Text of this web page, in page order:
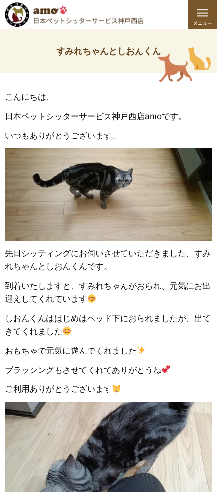
すみれちゃんとしおんくん
こんにちは、
日本ペットシッターサービス神戸西店amoです。
いつもありがとうございます。
先日シッティングにお伺いさせていただきました、すみ
れちゃんとしおんくんです。
到着いたしますと、すみれちゃんがおられ、元気にお出
迎えしてくれています
しおんくんははじめはベッド下におられましたが、出て
きてくれました
おもちゃで元気に遊んでくれました
ブラッシングもさせてくれてありがとうね
ご利用ありがとうございます